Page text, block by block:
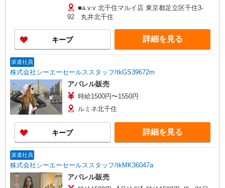
より考慮いたします。 ＜月収例＞ ＼フルタイムで
しっかり稼ぎたい／ 21日勤務 1日8時間勤務の場
210,000円 ＼自分のペースで稼ぎたい／ 12日勤
務 1日5時間勤務の場合 1,250円×5時間＝6,250円
6,250円×12日＝75,000円 生活費の足しとして、自
方についてもご相談ください♪
■a.v.v 北千住マルイ店 東京都足立区千住3-
92 丸井北千住
キープ 詳細を見る
派遣社員
株式会社シーエーセールススタッフ/tkGS39672m
アパレル販売
時給1500円〜1550円
ルミネ北千住
キープ 詳細を見る
派遣社員
株式会社シーエーセールススタッフ/tkMK36047a
アパレル販売